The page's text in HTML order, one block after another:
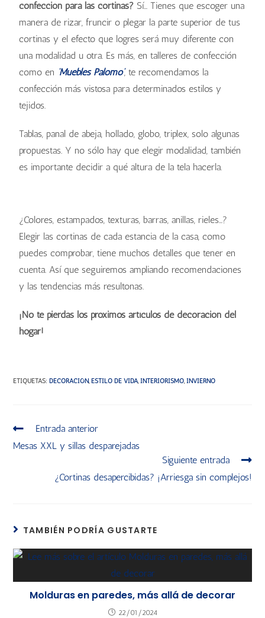
confección para las cortinas? Sí... Tienes que escoger una
manera de rizar, fruncir o plegar la parte superior de tus
cortinas y el efecto que logres será muy diferente con
una modalidad u otra. Es más, en talleres de confección
como en ‘Muebles Palomo’, te recomendamos la
confección más vistosa para determinados estilos y
tejidos.
Tablas, panal de abeja, hollado, globo, triplex, solo algunas
propuestas. Y no sólo hay que elegir modalidad, también
es importante decidir a qué altura de la tela hacerla.
¿Colores, estampados, texturas, barras, anillas, rieles…?
Elegir las cortinas de cada estancia de la casa, como
puedes comprobar, tiene muchos detalles que tener en
cuenta. Así que seguiremos ampliando recomendaciones
y las tendencias más resultonas.
¡No te pierdas los próximos artículos de decoración del
hogar!
ETIQUETAS: DECORACIÓN, ESTILO DE VIDA, INTERIORISMO, INVIERNO
Entrada anterior
Mesas XXL y sillas desparejadas
Siguiente entrada
¿Cortinas desapercibidas? ¡Arriesga sin complejos!
TAMBIÉN PODRÍA GUSTARTE
Molduras en paredes, más allá de decorar
22/01/2024